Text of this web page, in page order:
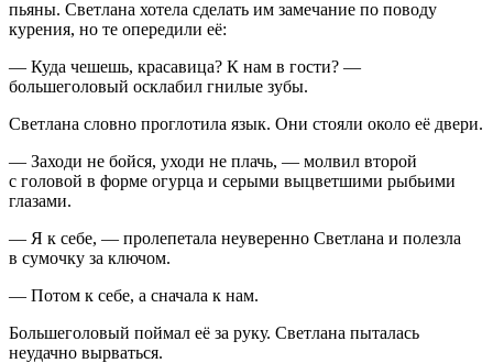
пьяны. Светлана хотела сделать им замечание по поводу
курения, но те опередили её:
— Куда чешешь, красавица? К нам в гости? —
большеголовый осклабил гнилые зубы.
Светлана словно проглотила язык. Они стояли около её двери.
— Заходи не бойся, уходи не плачь, — молвил второй
с головой в форме огурца и серыми выцветшими рыбьими
глазами.
— Я к себе, — пролепетала неуверенно Светлана и полезла
в сумочку за ключом.
— Потом к себе, а сначала к нам.
Большеголовый поймал её за руку. Светлана пыталась
неудачно вырваться.